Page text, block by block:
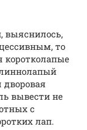
выяснилось,
то
коротколапые
вывести не
с
лап.